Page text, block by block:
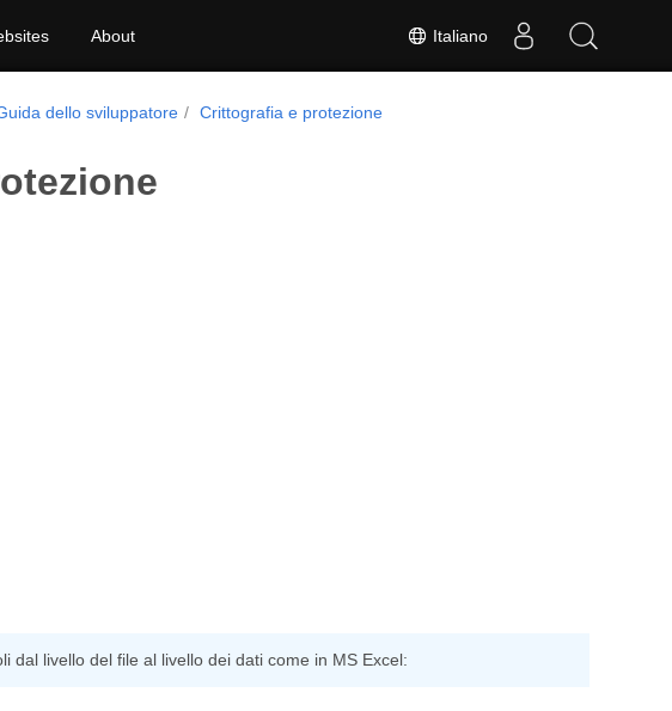
Italiano
About
dello sviluppatore Crittografia e protezione
dal livello del file al livello dei dati come in MS Excel: